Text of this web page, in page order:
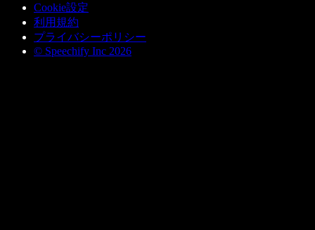
Cookie設定
利用規約
プライバシーポリシー
© Speechify Inc 2026